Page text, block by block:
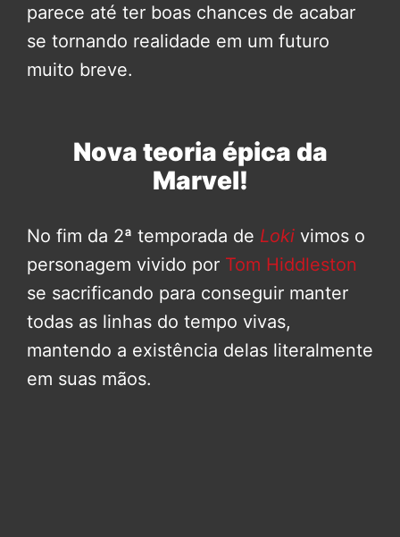
parece até ter boas chances de acabar
se tornando realidade em um futuro
muito breve.
Nova teoria épica da
Marvel!
No fim da 2ª temporada de Loki vimos o
personagem vivido por Tom Hiddleston
se sacrificando para conseguir manter
todas as linhas do tempo vivas,
mantendo a existência delas literalmente
em suas mãos.